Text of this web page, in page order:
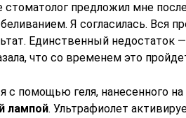
стоматолог предложил мне
Я согласилась. Вся
Единственный недостаток
что со временем это
с помощью геля, нанесенного на
лампой. Ультрафиолет